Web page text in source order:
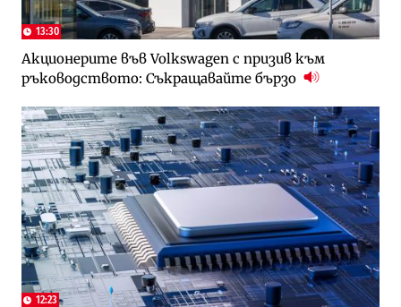
13:30
Акционерите във Volkswagen с призив към
ръководството: Съкращавайте бързо
12:23